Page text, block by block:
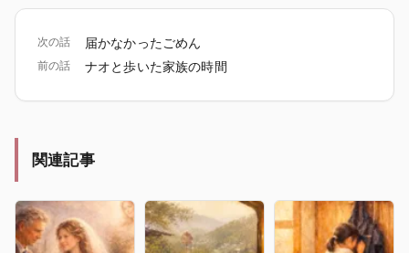
次の話 届かなかったごめん
前の話 ナオと歩いた家族の時間
関連記事